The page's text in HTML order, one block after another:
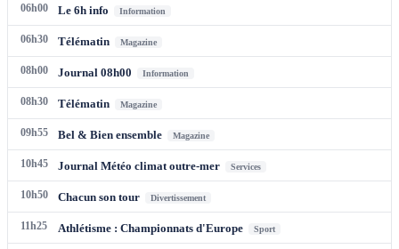
06h00 Le 6h info Information
06h30 Télématin Magazine
08h00 Journal 08h00 Information
08h30 Télématin Magazine
09h55 Bel & Bien ensemble Magazine
10h45 Journal Météo climat outre-mer Services
10h50 Chacun son tour Divertissement
11h25 Athlétisme : Championnats d'Europe Sport